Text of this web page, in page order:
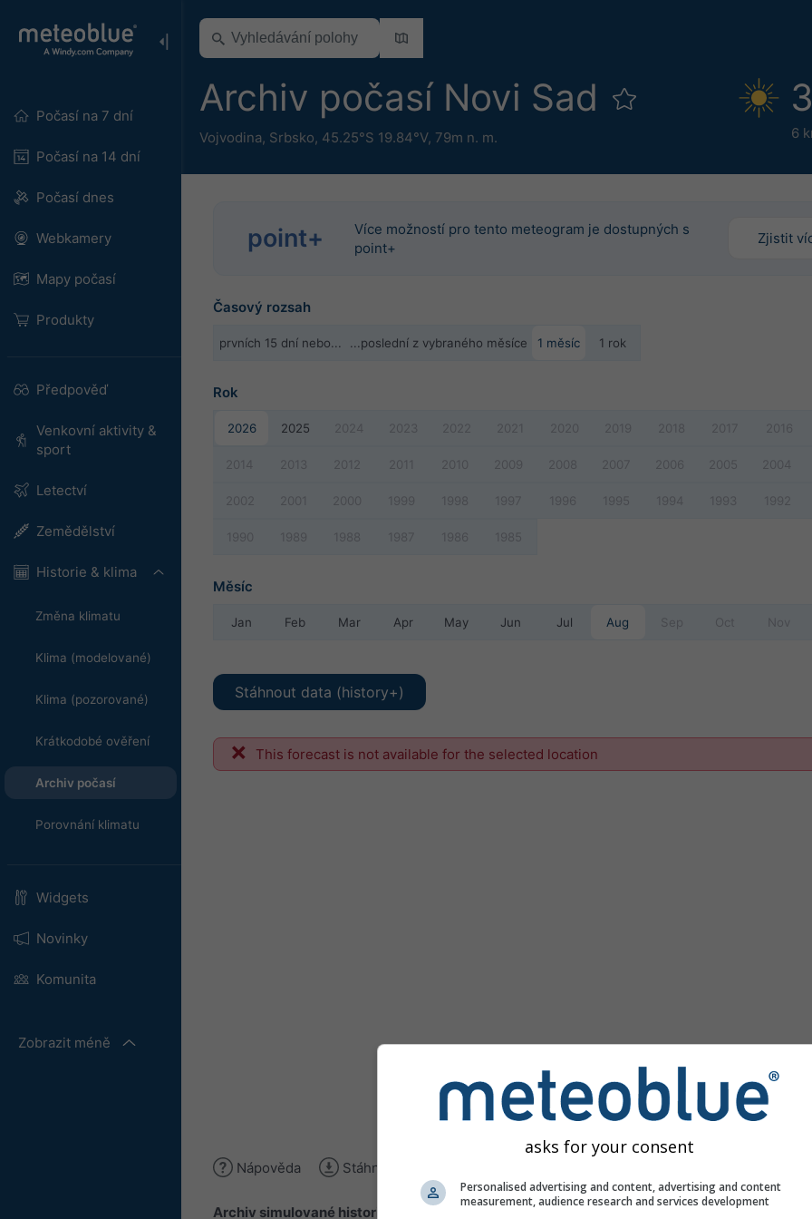
Počasí na 7 dní
Počasí na 14 dní
Počasí dnes
Webkamery
Mapy počasí
Produkty
Předpověď
Venkovní aktivity &
sport
Letectví
Zemědělství
Historie & klima
Změna klimatu
Klima (modelované)
Klima (pozorované)
Krátkodobé ověření
Archiv počasí
Porovnání klimatu
Widgets
Novinky
Komunita
Zobrazit méně
Archiv počasí Novi Sad
Vojvodina, Srbsko, 45.25°S 19.84°V, 79m n. m. 6
point+
Více možností pro tento meteogram je dostupných s
point+
Zjistit
Časový rozsah
prvních 15 dní nebo... ...poslední z vybraného měsíce 1 měsíc 1 rok
Rok
2026 2025 2024 2023 2022 2021 2020 2019 2018 2017 2016
2014 2013 2012 2011 2010 2009 2008 2007 2006 2005 2004
2002 2001 2000 1999 1998 1997 1996 1995 1994 1993 1992
1990 1989 1988 1987 1986 1985
Měsíc
Jan Feb Mar Apr May Jun Jul Aug Sep Oct Nov
Stáhnout data (history+)
This forecast is not available for the selected location
Nápověda Stáhnout obrázek
Archiv simulované historie
poskytuje přístup k minulým simulacím počasí pro každé místo
asks for your consent
Personalised advertising and content, advertising and content
measurement, audience research and services development